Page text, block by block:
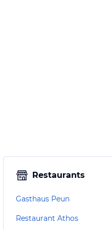
Restaurants
Gasthaus Peun
Restaurant Athos